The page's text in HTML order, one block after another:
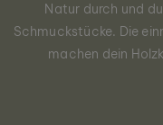
Natur durch und
Schmuckstücke. Die
machen dein